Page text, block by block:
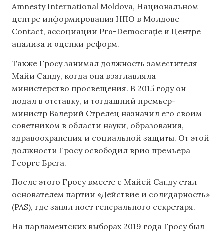
Amnesty International Moldova, Национальном
центре информирования НПО в Молдове
Contact, ассоциации Pro-Democrație и Центре
анализа и оценки реформ.
Также Гросу занимал должность заместителя
Майи Санду, когда она возглавляла
министерство просвещения. В 2015 году он
подал в отставку, и тогдашний премьер-
министр Валерий Стрелец назначил его своим
советником в области науки, образования,
здравоохранения и социальной защиты. От этой
должности Гросу освободил врио премьера
Георге Брега.
После этого Гросу вместе с Майей Санду стал
основателем партии «Действие и солидарность»
(PAS), где занял пост генерального секретаря.
На парламентских выборах 2019 года Гросу был